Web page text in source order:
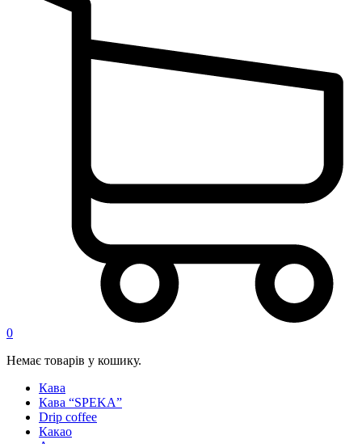
0
Немає товарів у кошику.
Кава
Кава “SPEKA”
Drip coffee
Какао